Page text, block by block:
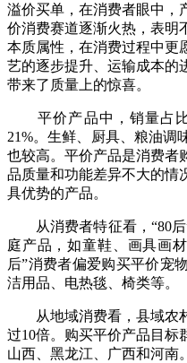
溢价买单，在消费者眼中，
价消费赛道逐渐火热，表明
本质属性，在消费过程中更
艺的逐步提升、运输成本的
带来了质量上的惊喜。
平价产品中，销量占比
21%。生鲜、厨具、粮油调
也较高。平价产品是消费者
品质量和功能差异不大的情
具优势的产品。
从消费者特征看，“80后
庭产品，如童鞋、画具画
后”消费者偏爱购买平价宠
洁用品、电热毯、椅类等。
从地域消费看，县域农村
过10倍。购买平价产品目标
山西、黑龙江、广西和河南。